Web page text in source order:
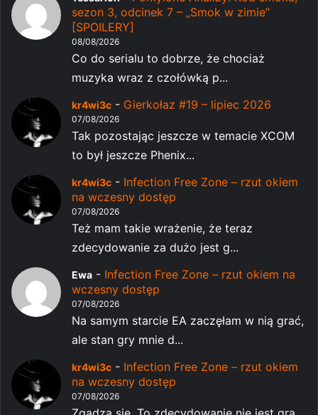
sezon 3, odcinek 7 – „Smok w zimie”
[SPOILERY]
08/08/2026
Co do serialu to dobrze, że chociaż
muzyka wraz z czołówką p...
kr4wi3c - Gierkołaz #19 – lipiec 2026
07/08/2026
Tak pozostając jeszcze w temacie XCOM
to był jeszcze Phenix...
kr4wi3c - Infection Free Zone – rzut okiem
na wczesny dostęp
07/08/2026
Też mam takie wrażenie, że teraz
zdecydowanie za dużo jest g...
Ewa - Infection Free Zone – rzut okiem na
wczesny dostęp
07/08/2026
Na samym starcie EA zaczęłam w nią grać,
ale stan gry mnie d...
kr4wi3c - Infection Free Zone – rzut okiem
na wczesny dostęp
07/08/2026